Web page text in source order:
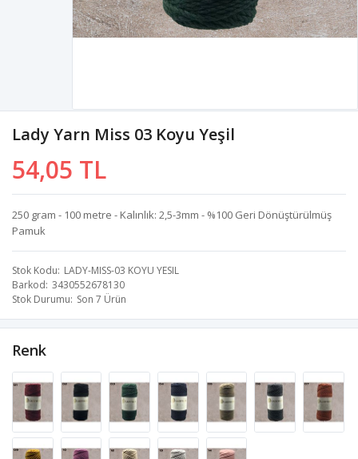
Lady Yarn Miss 03 Koyu Yeşil
54,05 TL
250 gram - 100 metre - Kalınlık: 2,5-3mm - %100 Geri Dönüştürülmüş
Pamuk
Stok Kodu LADY-MISS-03 KOYU YESIL
Barkod 3430552678130
Stok Durumu Son 7 Ürün
Renk